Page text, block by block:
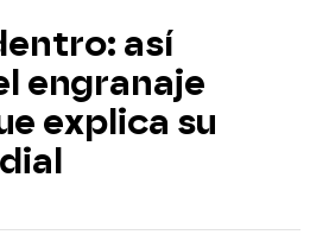
así
engranaje
explica su